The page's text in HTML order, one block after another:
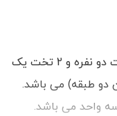
اقامتگاه بدون اتاق خواب همراه با 1 تخت دو نفره و 2 تخت یک
ساختمان دو طبقه) می باشد.
واحد می باشد.